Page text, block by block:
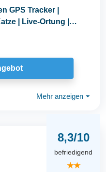
GPS Tracker |
| Live-Ortung |
Mehr anzeigen ⏷
8,3/10
befriedigend
★★